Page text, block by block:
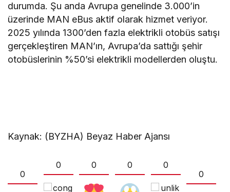
durumda. Şu anda Avrupa genelinde 3.000’in
üzerinde MAN eBus aktif olarak hizmet veriyor.
2025 yılında 1300’den fazla elektrikli otobüs satışı
gerçekleştiren MAN’ın, Avrupa’da sattığı şehir
otobüslerinin %50’si elektrikli modellerden oluştu.
Kaynak: (BYZHA) Beyaz Haber Ajansı
0
0 0 0
0
0